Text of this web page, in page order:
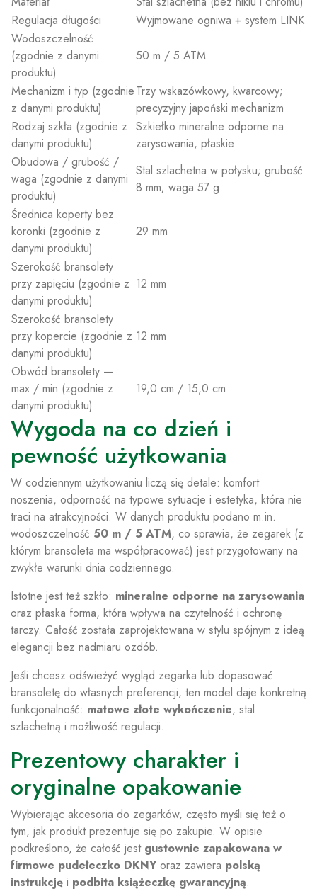
Regulacja długości
Wyjmowane ogniwa + system LINK
Wodoszczelność
(zgodnie z danymi
produktu)
50 m / 5 ATM
Mechanizm i typ (zgodnie
z danymi produktu)
Trzy wskazówkowy, kwarcowy;
precyzyjny japoński mechanizm
Rodzaj szkła (zgodnie z
danymi produktu)
Szkiełko mineralne odporne na
zarysowania, płaskie
Obudowa / grubość /
waga (zgodnie z danymi
produktu)
Stal szlachetna w połysku; grubość
8 mm; waga 57 g
Średnica koperty bez
koronki (zgodnie z
danymi produktu)
29 mm
Szerokość bransolety
przy zapięciu (zgodnie z
danymi produktu)
12 mm
Szerokość bransolety
przy kopercie (zgodnie z
danymi produktu)
12 mm
Obwód bransolety —
max / min (zgodnie z
danymi produktu)
19,0 cm / 15,0 cm
Wygoda na co dzień i
pewność użytkowania
W codziennym użytkowaniu liczą się detale: komfort
noszenia, odporność na typowe sytuacje i estetyka, która nie
traci na atrakcyjności. W danych produktu podano m.in.
wodoszczelność 50 m / 5 ATM, co sprawia, że zegarek (z
którym bransoleta ma współpracować) jest przygotowany na
zwykłe warunki dnia codziennego.
Istotne jest też szkło: mineralne odporne na zarysowania
oraz płaska forma, która wpływa na czytelność i ochronę
tarczy. Całość została zaprojektowana w stylu spójnym z ideą
elegancji bez nadmiaru ozdób.
Jeśli chcesz odświeżyć wygląd zegarka lub dopasować
bransoletę do własnych preferencji, ten model daje konkretną
funkcjonalność: matowe złote wykończenie, stal
szlachetną i możliwość regulacji.
Prezentowy charakter i
oryginalne opakowanie
Wybierając akcesoria do zegarków, często myśli się też o
tym, jak produkt prezentuje się po zakupie. W opisie
podkreślono, że całość jest gustownie zapakowana w
firmowe pudełeczko DKNY oraz zawiera polską
instrukcję i podbita książeczkę gwarancyjną.